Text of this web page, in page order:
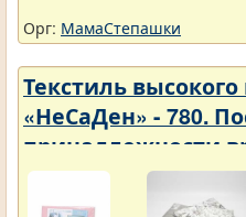
Орг: МамаСтепашки
Текстиль высокого
«НеСаДен» - 780.
принадлежности
упали